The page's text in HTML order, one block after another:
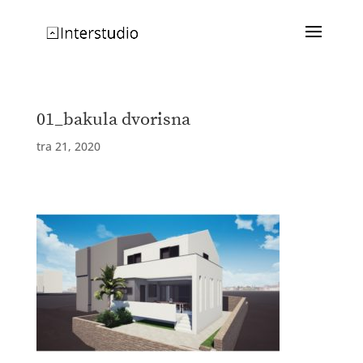
01_bakula dvorisna
tra 21, 2020